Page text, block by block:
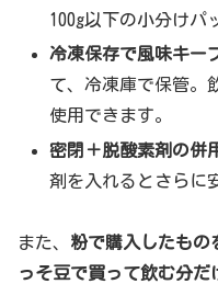
100g以下の小分けパ
冷凍保存で風味キー
て、冷凍庫で保管。
使用できます。
密閉＋脱酸素剤の併
剤を入れるとさらに
また、 粉で購入したもの
っそ豆で買って飲む分だ